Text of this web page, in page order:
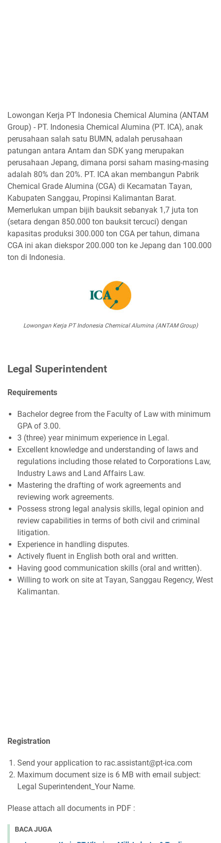
Lowongan Kerja PT Indonesia Chemical Alumina (ANTAM
Group) - PT. Indonesia Chemical Alumina (PT. ICA), anak
perusahaan salah satu BUMN, adalah perusahaan
patungan antara Antam dan SDK yang merupakan
perusahaan Jepang, dimana porsi saham masing-masing
adalah 80% dan 20%. PT. ICA akan membangun Pabrik
Chemical Grade Alumina (CGA) di Kecamatan Tayan,
Kabupaten Sanggau, Propinsi Kalimantan Barat.
Memerlukan umpan bijih bauksit sebanyak 1,7 juta ton
(setara dengan 850.000 ton bauksit tercuci) dengan
kapasitas produksi 300.000 ton CGA per tahun, dimana
CGA ini akan diekspor 200.000 ton ke Jepang dan 100.000
ton di Indonesia.
Lowongan Kerja PT Indonesia Chemical Alumina (ANTAM Group)
Legal Superintendent
Requirements
Bachelor degree from the Faculty of Law with minimum
GPA of 3.00.
3 (three) year minimum experience in Legal.
Excellent knowledge and understanding of laws and
regulations including those related to Corporations Law,
Industry Laws and Land Affairs Law.
Mastering the drafting of work agreements and
reviewing work agreements.
Possess strong legal analysis skills, legal opinion and
review capabilities in terms of both civil and criminal
litigation.
Experience in handling disputes.
Actively fluent in English both oral and written.
Having good communication skills (oral and written).
Willing to work on site at Tayan, Sanggau Regency, West
Kalimantan.
Registration
Send your application to rac.assistant@pt-ica.com
Maximum document size is 6 MB with email subject:
Legal Superintendent_Your Name.
Please attach all documents in PDF :
BACA JUGA